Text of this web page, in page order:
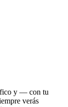
y — con tu
verás